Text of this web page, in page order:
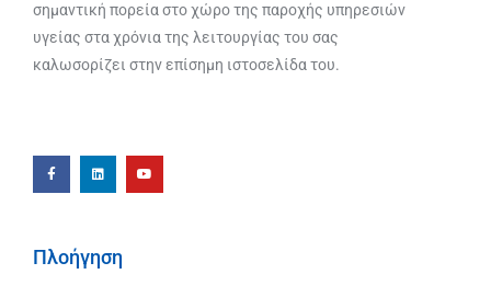
σημαντική πορεία στο χώρο της παροχής υπηρεσιών
υγείας στα χρόνια της λειτουργίας του σας
καλωσορίζει στην επίσημη ιστοσελίδα του.
Πλοήγηση